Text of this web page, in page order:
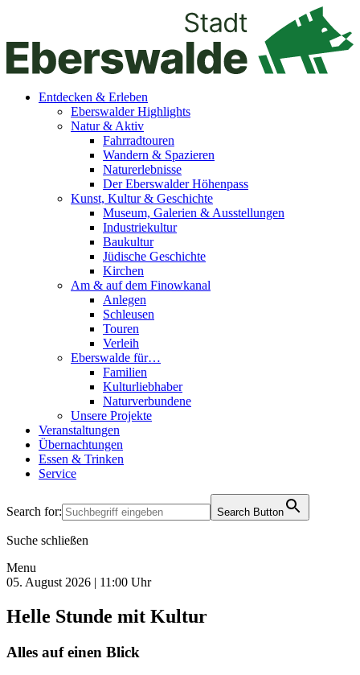
Entdecken & Erleben
Eberswalder Highlights
Natur & Aktiv
Fahrradtouren
Wandern & Spazieren
Naturerlebnisse
Der Eberswalder Höhenpass
Kunst, Kultur & Geschichte
Museum, Galerien & Ausstellungen
Industriekultur
Baukultur
Jüdische Geschichte
Kirchen
Am & auf dem Finowkanal
Anlegen
Schleusen
Touren
Verleih
Eberswalde für…
Familien
Kulturliebhaber
Naturverbundene
Unsere Projekte
Veranstaltungen
Übernachtungen
Essen & Trinken
Service
Search for: Search Button
Suche schließen
Menu
05. August 2026 | 11:00 Uhr
Helle Stunde mit Kultur
Alles auf einen Blick